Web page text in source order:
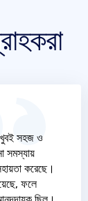
সহজ ও
সমস্যায়
করেছে।
ফলে